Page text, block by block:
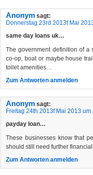
Anonym sagt:
Donnerstag 23rd 2013f Mai
same day loans uk…
The government definition of
co-op, boat or maybe house
toilet amenities…
Zum Antworten anmelden
Anonym sagt:
Freitag 24th 2013f Mai 2013 um
payday loan…
These businesses know that
should still need further
Zum Antworten anmelden